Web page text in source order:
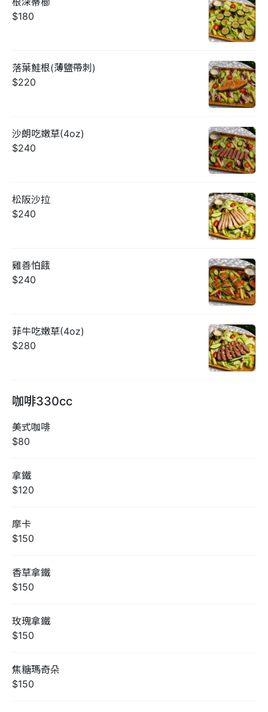
$180
落葉鮭根(薄鹽帶刺)
$220
沙朗吃嫩草(4oz)
$240
松阪沙拉
$240
雞善怕餓
$240
菲牛吃嫩草(4oz)
$280
咖啡330cc
美式咖啡
$80
拿鐵
$120
摩卡
$150
香草拿鐵
$150
玫瑰拿鐵
$150
焦糖瑪奇朵
$150